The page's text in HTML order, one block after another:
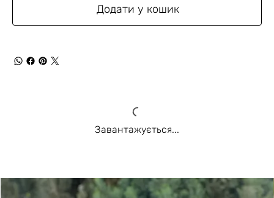
Додати у кошик
Завантажується...